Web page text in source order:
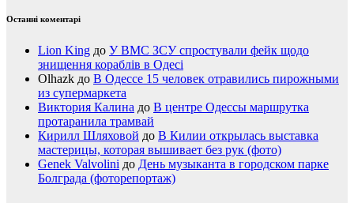
Останні коментарі
Lion King до У ВМС ЗСУ спростували фейк щодо
знищення кораблів в Одесі
Olhazk до В Одессе 15 человек отравились пирожными
из супермаркета
Виктория Калина до В центре Одессы маршрутка
протаранила трамвай
Кирилл Шляховой до В Килии открылась выставка
мастерицы, которая вышивает без рук (фото)
Genek Valvolini до День музыканта в городском парке
Болграда (фоторепортаж)